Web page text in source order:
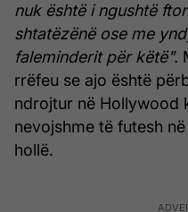
nuk është i ngushtë
shtatëzënë ose me
faleminderit për këtë".
rrëfeu se ajo është
ndrojtur në Hollywood
nevojshme të futesh
hollë.